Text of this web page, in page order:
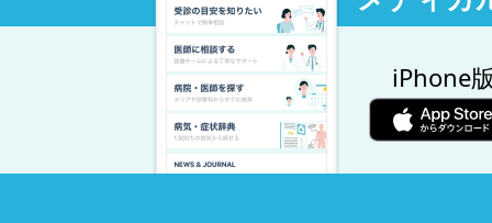
iPhone